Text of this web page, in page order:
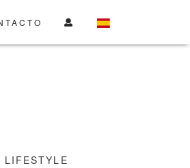
LIFESTYLE